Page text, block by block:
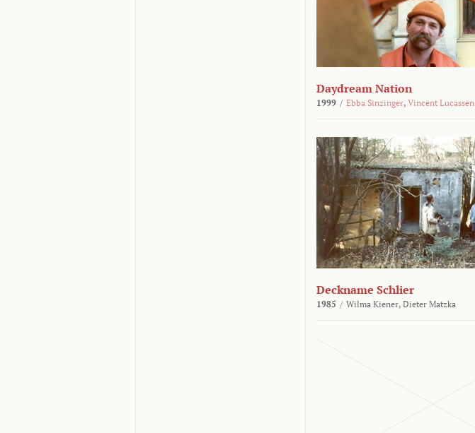
Daydream Nation
1999 / Ebba Sinzinger, Vincent Lucassen
Deckname Schlier
1985 / Wilma Kiener, Dieter Matzka